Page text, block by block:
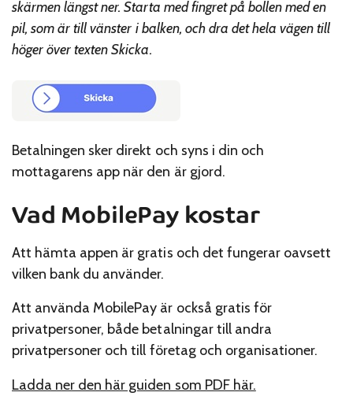
skärmen längst ner. Starta med fingret på bollen med en
pil, som är till vänster i balken, och dra det hela vägen till
höger över texten Skicka.
Betalningen sker direkt och syns i din och
mottagarens app när den är gjord.
Vad MobilePay kostar
Att hämta appen är gratis och det fungerar oavsett
vilken bank du använder.
Att använda MobilePay är också gratis för
privatpersoner, både betalningar till andra
privatpersoner och till företag och organisationer.
Ladda ner den här guiden som PDF här.